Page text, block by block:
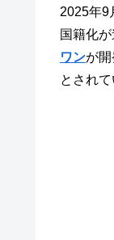
2025年9
国籍化
ワンが開
とされ